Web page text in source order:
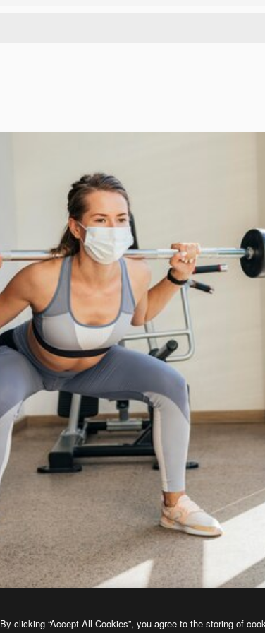
By clicking “Accept All Cookies”, you agree to the storing of